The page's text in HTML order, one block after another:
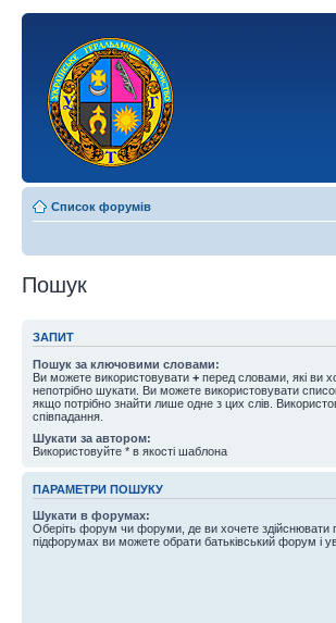
Список форумів
Пошук
ЗАПИТ
Пошук за ключовими словами:
Ви можете використовувати + перед словами, які ви
непотрібно шукати. Ви можете використовувати
якщо потрібно знайти лише одне з цих слів.
співпадання.
Шукати за автором:
Використовуйте * в якості шаблона
ПАРАМЕТРИ ПОШУКУ
Шукати в форумах:
Оберіть форум чи форуми, де ви хочете
підфорумах ви можете обрати батьківський форум і